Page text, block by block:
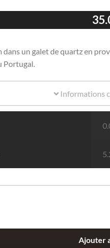
un galet de quartz en
Portugal.
Informations
Ajouter